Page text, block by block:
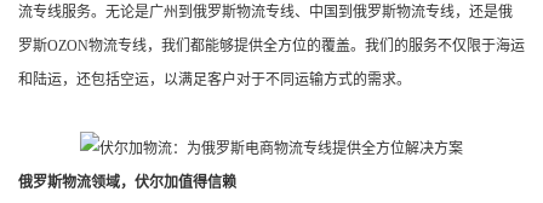
流专线服务。无论是广州到俄罗斯物流专线、中国到俄罗斯物流专线，还是俄
罗斯OZON物流专线，我们都能够提供全方位的覆盖。我们的服务不仅限于海运
和陆运，还包括空运，以满足客户对于不同运输方式的需求。
俄罗斯物流领域，伏尔加值得信赖